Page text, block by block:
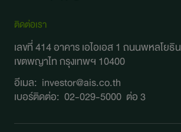
ติดต่อเรา
เลขที่ 414 อาคาร เอไอเอส 1 ถนนพหลโยธิน
เขตพญาไท กรุงเทพฯ 10400
อีเมล: investor@ais.co.th
เบอร์ติดต่อ: 02-029-5000 ต่อ 3